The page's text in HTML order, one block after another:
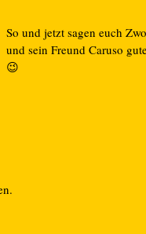
So und jetzt sagen euch
und sein Freund Caruso
😉